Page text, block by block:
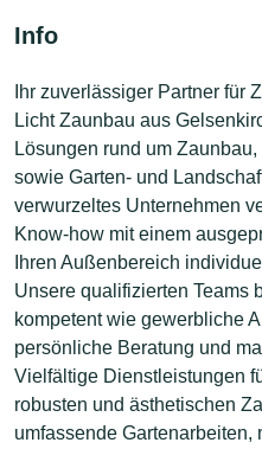
Info
Ihr zuverlässiger Partner für
Licht Zaunbau aus
Lösungen rund um
sowie Garten- und
verwurzeltes Unternehmen
Know-how mit einem
Ihren Außenbereich
Unsere qualifizierten Teams
kompetent wie gewerbliche
persönliche Beratung und
Vielfältige Dienstleistungen
robusten und ästhetischen
umfassende Gartenarbeiten,